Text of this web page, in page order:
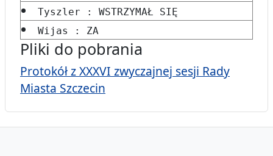
Tyszler : WSTRZYMAŁ SIĘ
Wijas : ZA
Pliki do pobrania
Protokół z XXXVI zwyczajnej sesji Rady
Miasta Szczecin